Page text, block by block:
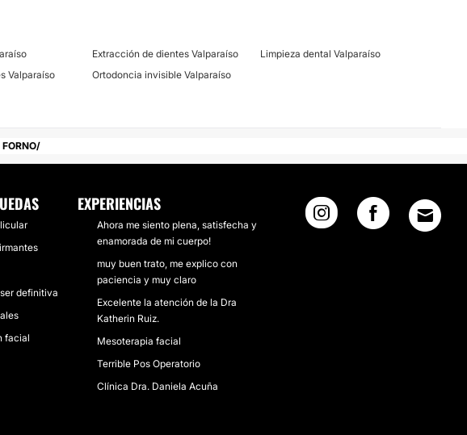
Extracción de dientes Valparaíso
Limpieza dental Valparaíso
Valparaíso Ortodoncia invisible Valparaíso
definitiva
facial
EXPERIENCIAS
Ahora me siento plena, satisfecha y
enamorada de mi cuerpo!
muy buen trato, me explico con
paciencia y muy claro
Excelente la atención de la Dra
Katherin Ruiz.
Mesoterapia facial
Terrible Pos Operatorio
Clínica Dra. Daniela Acuña